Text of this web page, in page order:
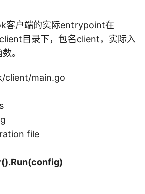
客户端的实际entrypoint在
目录下，包名client，实际入
。
client/main.go
file
Run(config)